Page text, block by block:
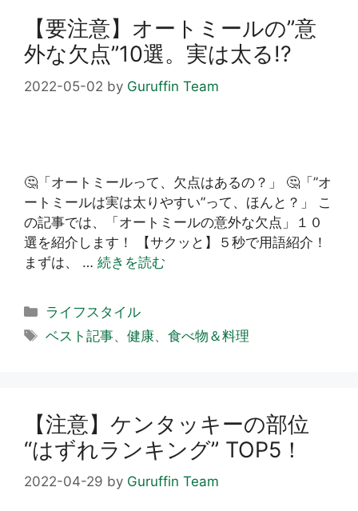
【要注意】オートミールの”意
外な欠点”10選。実は太る!?
2022-05-02 by Guruffin Team
🤔「オートミールって、欠点はあるの？」 🤔「”オ
ートミールは実は太りやすい”って、ほんと？」 こ
の記事では、「オートミールの意外な欠点」１０
選を紹介します！ 【サクッと】５秒で用語紹介！
まずは、 … 続きを読む
カ
テ
ライフスタイル
タ
ベスト記事、健康、食べ物＆料理
【注意】ケンタッキーの部位
“はずれランキング” TOP5！
2022-04-29 by Guruffin Team